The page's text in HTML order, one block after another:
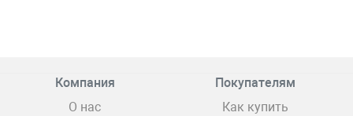
Компания
О нас
Покупателям
Как купить